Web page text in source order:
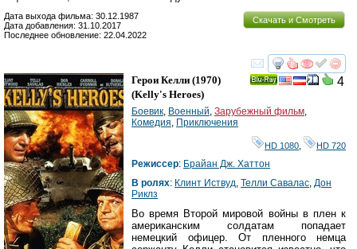
Скачать и Смотреть
Дата выхода фильма: 30.12.1987
Дата добавления: 31.10.2017
Последнее обновление: 22.04.2022
смотреть
4
Герои Келли (1970)
(Kelly's Heroes)
Боевик Военный Зарубежный фильм
Комедия Приключения
HD 1080 HD 720
Режиссер: Брайан Дж. Хаттон
В ролях: Клинт Иствуд Телли Савалас Дон
Риклз
Во время Второй мировой войны в плен к
американским солдатам попадает
немецкий офицер. От пленного немца